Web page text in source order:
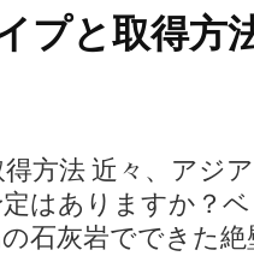
プと取得方
方法 近々、アジ
はありますか？
石灰岩でできた